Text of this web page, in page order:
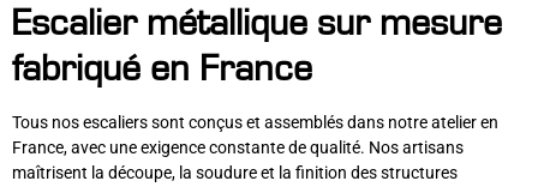
Escalier métallique sur mesure
fabriqué en France
Tous nos escaliers sont conçus et assemblés dans notre atelier en
France, avec une exigence constante de qualité. Nos artisans
maîtrisent la découpe, la soudure et la finition des structures